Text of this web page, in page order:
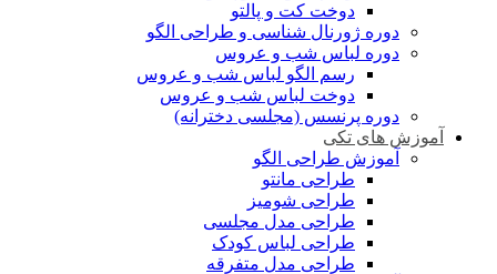
دوخت کت و پالتو
دوره ژورنال شناسی و طراحی الگو
دوره لباس شب و عروس
رسم الگو لباس شب و عروس
دوخت لباس شب و عروس
دوره پرنسس (مجلسی دخترانه)
آموزش های تکی
آموزش طراحی الگو
طراحی مانتو
طراحی شومیز
طراحی مدل مجلسی
طراحی لباس کودک
طراحی مدل متفرقه